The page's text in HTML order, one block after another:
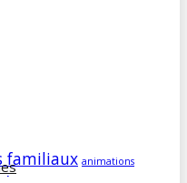
familiaux animations